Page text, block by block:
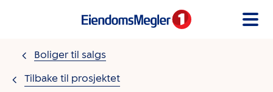
Boliger til salgs
Tilbake til prosjektet